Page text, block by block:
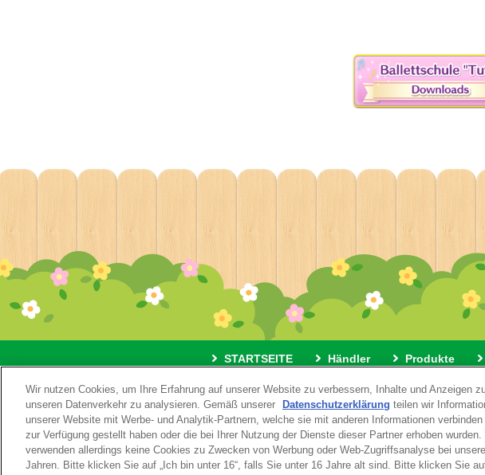
STARTSEITE Händler Produkte
Impressum Nutzungsbedingungen Datenschutz
Wir nutzen Cookies, um Ihre Erfahrung auf unserer Website zu verbessern, Inhalte und Anzeigen
unseren Datenverkehr zu analysieren. Gemäß unserer
Datenschutzerklärung teilen wir
unserer Website mit Werbe- und Analytik-Partnern, welche sie mit anderen Informationen
zur Verfügung gestellt haben oder die bei Ihrer Nutzung der Dienste dieser Partner erhoben
verwenden allerdings keine Cookies zu Zwecken von Werbung oder Web-Zugriffsanalyse bei
Jahren. Bitte klicken Sie auf „Ich bin unter 16“, falls Sie unter 16 Jahre alt sind. Bitte klicken Sie